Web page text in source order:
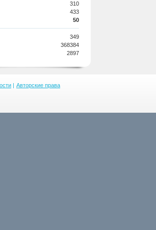
310
433
50
349
368384
2897
| Авторские права